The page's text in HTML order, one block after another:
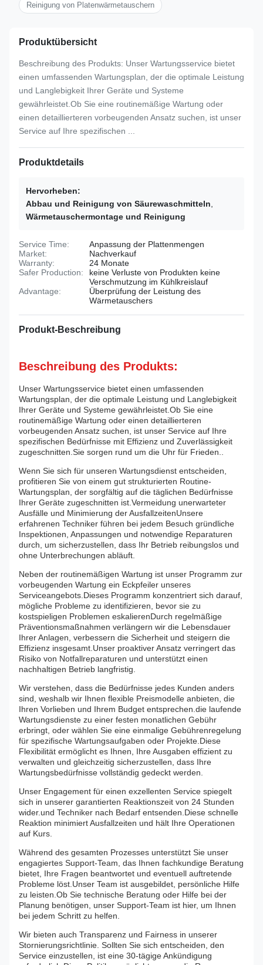
Reinigung von Platenwärmetauschern
Produktübersicht
Beschreibung des Produkts: Unser Wartungsservice bietet
einen umfassenden Wartungsplan, der die optimale Leistung
und Langlebigkeit Ihrer Geräte und Systeme
gewährleistet.Ob Sie eine routinemäßige Wartung oder
einen detaillierteren vorbeugenden Ansatz suchen, ist unser
Service auf Ihre spezifischen ...
Produktdetails
Hervorheben:
Abbau und Reinigung von Säurewaschmitteln
Wärmetauschermontage und Reinigung
Service Time:
Anpassung der Plattenmengen
Market:
Nachverkauf
Warranty:
24 Monate
Safer Production:
keine Verluste von Produkten keine
Verschmutzung im Kühlkreislauf
Advantage:
Überprüfung der Leistung des
Wärmetauschers
Produkt-Beschreibung
Beschreibung des Produkts:
Unser Wartungsservice bietet einen umfassenden
Wartungsplan, der die optimale Leistung und Langlebigkeit
Ihrer Geräte und Systeme gewährleistet.Ob Sie eine
routinemäßige Wartung oder einen detaillierteren
vorbeugenden Ansatz suchen, ist unser Service auf Ihre
spezifischen Bedürfnisse mit Effizienz und Zuverlässigkeit
zugeschnitten.Sie sorgen rund um die Uhr für Frieden..
Wenn Sie sich für unseren Wartungsdienst entscheiden,
profitieren Sie von einem gut strukturierten Routine-
Wartungsplan, der sorgfältig auf die täglichen Bedürfnisse
Ihrer Geräte zugeschnitten ist.Vermeidung unerwarteter
Ausfälle und Minimierung der AusfallzeitenUnsere
erfahrenen Techniker führen bei jedem Besuch gründliche
Inspektionen, Anpassungen und notwendige Reparaturen
durch, um sicherzustellen, dass Ihr Betrieb reibungslos und
ohne Unterbrechungen abläuft.
Neben der routinemäßigen Wartung ist unser Programm zur
vorbeugenden Wartung ein Eckpfeiler unseres
Serviceangebots.Dieses Programm konzentriert sich darauf,
mögliche Probleme zu identifizieren, bevor sie zu
kostspieligen Problemen eskalierenDurch regelmäßige
Präventionsmaßnahmen verlängern wir die Lebensdauer
Ihrer Anlagen, verbessern die Sicherheit und steigern die
Effizienz insgesamt.Unser proaktiver Ansatz verringert das
Risiko von Notfallreparaturen und unterstützt einen
nachhaltigen Betrieb langfristig.
Wir verstehen, dass die Bedürfnisse jedes Kunden anders
sind, weshalb wir Ihnen flexible Preismodelle anbieten, die
Ihren Vorlieben und Ihrem Budget entsprechen.die laufende
Wartungsdienste zu einer festen monatlichen Gebühr
erbringt, oder wählen Sie eine einmalige Gebührenregelung
für spezifische Wartungsaufgaben oder Projekte.Diese
Flexibilität ermöglicht es Ihnen, Ihre Ausgaben effizient zu
verwalten und gleichzeitig sicherzustellen, dass Ihre
Wartungsbedürfnisse vollständig gedeckt werden.
Unser Engagement für einen exzellenten Service spiegelt
sich in unserer garantierten Reaktionszeit von 24 Stunden
wider.und Techniker nach Bedarf entsenden.Diese schnelle
Reaktion minimiert Ausfallzeiten und hält Ihre Operationen
auf Kurs.
Während des gesamten Prozesses unterstützt Sie unser
engagiertes Support-Team, das Ihnen fachkundige Beratung
bietet, Ihre Fragen beantwortet und eventuell auftretende
Probleme löst.Unser Team ist ausgebildet, persönliche Hilfe
zu leisten.Ob Sie technische Beratung oder Hilfe bei der
Planung benötigen, unser Support-Team ist hier, um Ihnen
bei jedem Schritt zu helfen.
Wir bieten auch Transparenz und Fairness in unserer
Stornierungsrichtlinie. Sollten Sie sich entscheiden, den
Service einzustellen, ist eine 30-tägige Ankündigung